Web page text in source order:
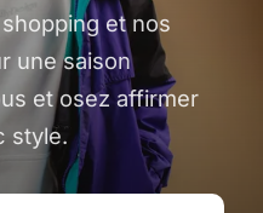
et nos
une saison
et osez affirmer
style.